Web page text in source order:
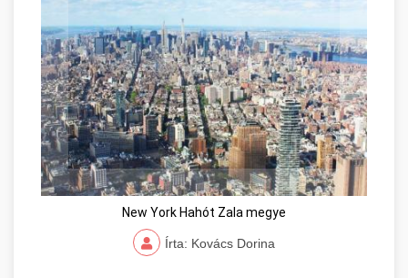
New York Hahót Zala megye
Írta: Kovács Dorina